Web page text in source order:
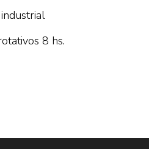
8 hs.